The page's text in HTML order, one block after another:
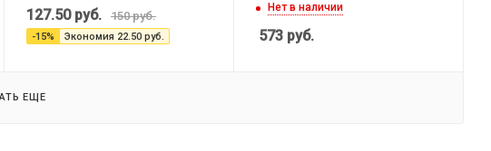
127.50руб. 150руб.
-15% Экономия 22.50 руб.
Нет в наличии
573 руб.
ЕЩЕ